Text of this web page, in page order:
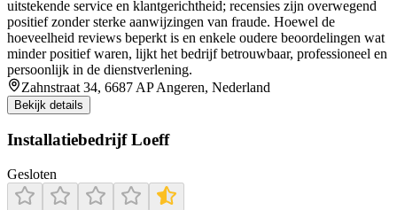
uitstekende service en klantgerichtheid; recensies zijn overwegend
positief zonder sterke aanwijzingen van fraude. Hoewel de
hoeveelheid reviews beperkt is en enkele oudere beoordelingen wat
minder positief waren, lijkt het bedrijf betrouwbaar, professioneel en
persoonlijk in de dienstverlening.
Zahnstraat 34, 6687 AP Angeren, Nederland
Bekijk details
Installatiebedrijf Loeff
Gesloten